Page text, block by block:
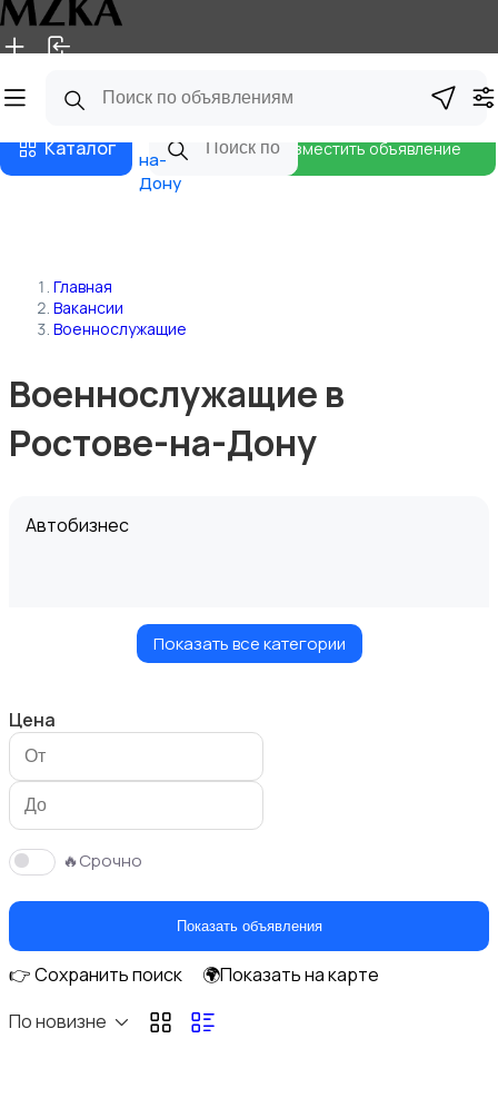
Главная Магазины
Каталог
Ростов-
на-
Дону
Разместить объявление
Главная
Вакансии
Военнослужащие
Военнослужащие в
Ростове-на-Дону
Автобизнес
Бытовые услуги и клининг
Высший менеджмент
Показать все категории
Цена
🔥Срочно
Показать объявления
👉 Сохранить поиск
🌍Показать на карте
По новизне